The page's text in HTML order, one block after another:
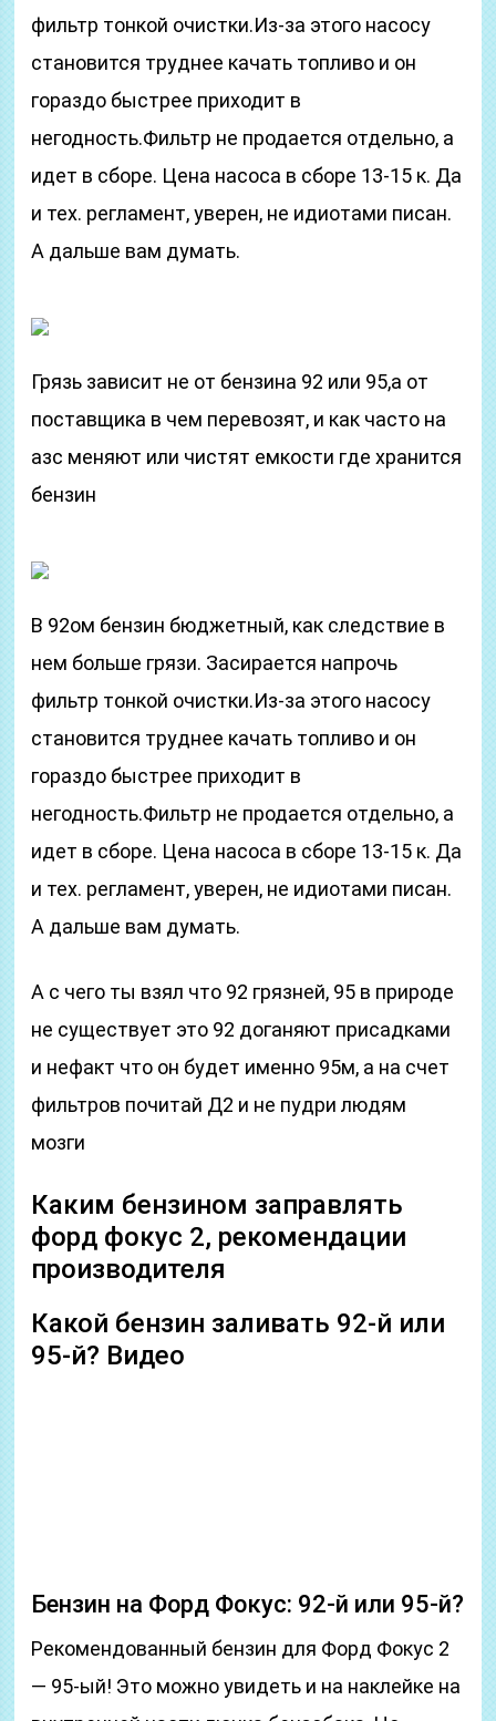
фильтр тонкой очистки.Из-за этого насосу
становится труднее качать топливо и он
гораздо быстрее приходит в
негодность.Фильтр не продается отдельно, а
идет в сборе. Цена насоса в сборе 13-15 к. Да
и тех. регламент, уверен, не идиотами писан.
А дальше вам думать.
Грязь зависит не от бензина 92 или 95,а от
поставщика в чем перевозят, и как часто на
азс меняют или чистят емкости где хранится
бензин
В 92ом бензин бюджетный, как следствие в
нем больше грязи. Засирается напрочь
фильтр тонкой очистки.Из-за этого насосу
становится труднее качать топливо и он
гораздо быстрее приходит в
негодность.Фильтр не продается отдельно, а
идет в сборе. Цена насоса в сборе 13-15 к. Да
и тех. регламент, уверен, не идиотами писан.
А дальше вам думать.
А с чего ты взял что 92 грязней, 95 в природе
не существует это 92 доганяют присадками
и нефакт что он будет именно 95м, а на счет
фильтров почитай Д2 и не пудри людям
мозги
Каким бензином заправлять
форд фокус 2, рекомендации
производителя
Какой бензин заливать 92-й или
95-й? Видео
Бензин на Форд Фокус: 92-й или 95-й?
Рекомендованный бензин для Форд Фокус 2
— 95-ый! Это можно увидеть и на наклейке на